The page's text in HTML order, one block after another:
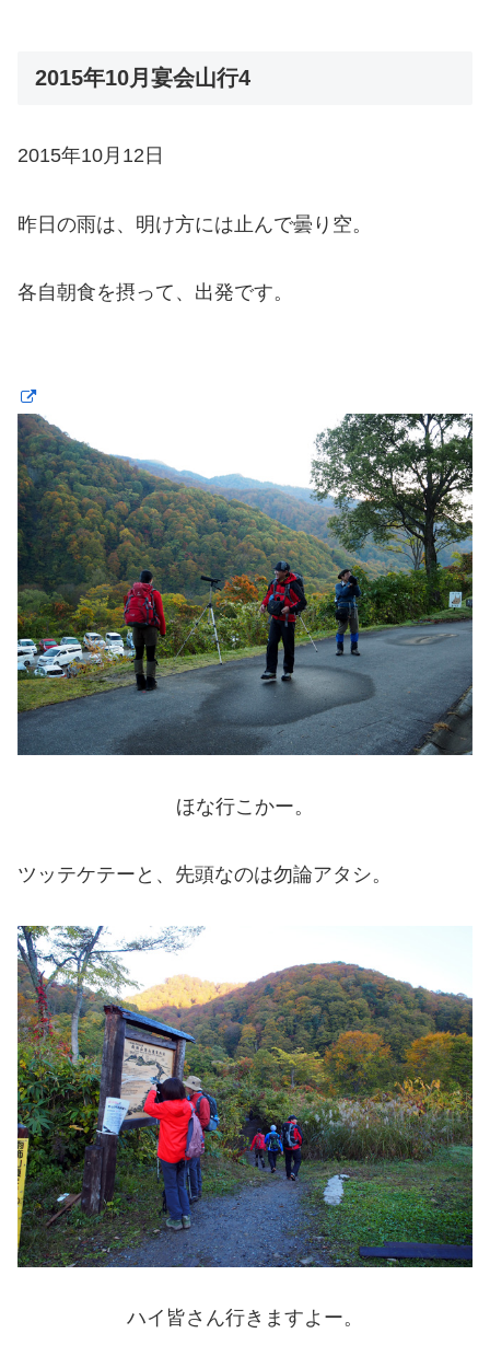
2015年10月宴会山行4
2015年10月12日
昨日の雨は、明け方には止んで曇り空。
各自朝食を摂って、出発です。
ほな行こかー。
ツッテケテーと、先頭なのは勿論アタシ。
ハイ皆さん行きますよー。